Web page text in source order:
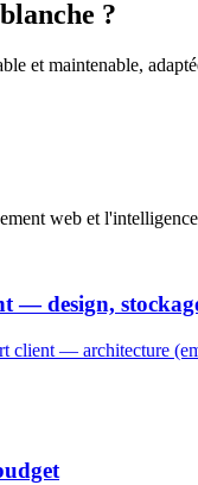
?
et maintenable,
web et
— design,
— architecture